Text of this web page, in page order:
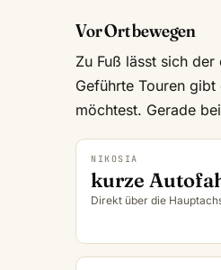
Vor Ort bewegen
Zu Fuß lässt sich
Geführte Touren
möchtest. Gerade
NIKOSIA
kurze
Direkt über die